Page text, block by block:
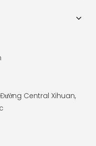
Central Xihuan,